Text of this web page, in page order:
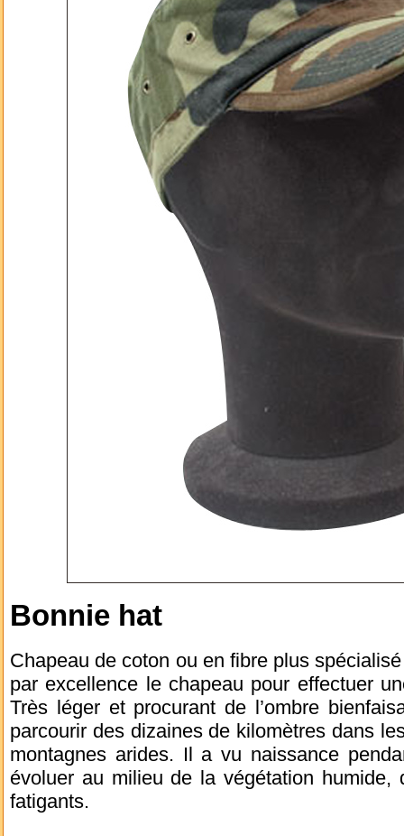
Bonnie hat
Chapeau de coton ou en fibre plus
par excellence le chapeau pour effectuer
Très léger et procurant de l’ombre
parcourir des dizaines de kilomètres dans
montagnes arides. Il a vu naissance
évoluer au milieu de la végétation humide,
fatigants.